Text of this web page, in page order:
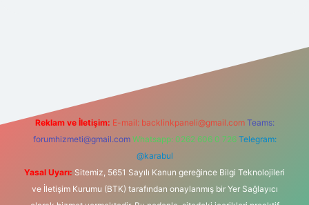
Reklam ve İletişim: E-mail: backlinkpaneli@gmail.com Teams:
forumhizmeti@gmail.com Whatsapp: 0262 606 0 726 Telegram:
@karabul
Yasal Uyarı: Sitemiz, 5651 Sayılı Kanun gereğince Bilgi Teknolojileri
ve İletişim Kurumu (BTK) tarafından onaylanmış bir Yer Sağlayıcı